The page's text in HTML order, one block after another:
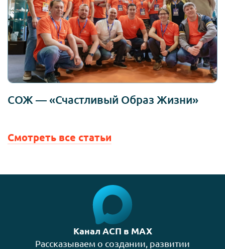
СОЖ — «Счастливый Образ Жизни»
Смотреть все статьи
Канал АСП в MAX
Рассказываем о создании, развитии